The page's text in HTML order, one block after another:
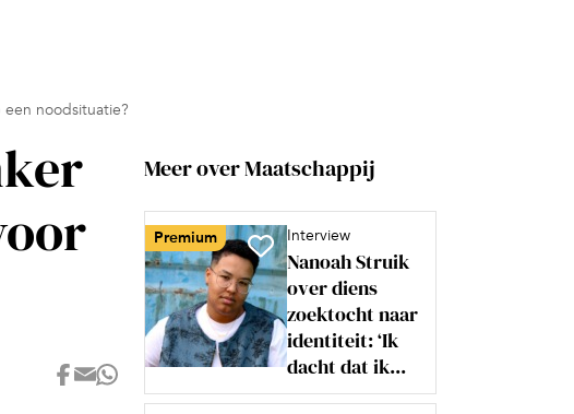
noodsituatie?
Meer over Maatschappij
Premium Interview
Nanoah Struik
over diens
zoektocht naar
identiteit: ‘Ik
dacht dat ik...